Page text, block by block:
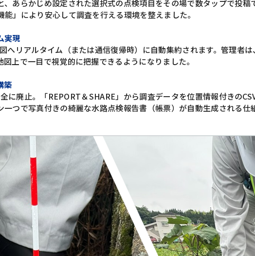
あらかじめ設定された選択式の点検項目をその場で数タップで投稿
」により安心して調査を行える環境を整えました。
実現
リアルタイム（または通信復帰時）に自動集約されます。管理者
上で一目で視覚的に把握できるようになりました。
築
に廃止。「REPORT＆SHARE」から調査データを位置情報付きの
つで写真付きの綺麗な水路点検報告書（帳票）が自動生成される仕